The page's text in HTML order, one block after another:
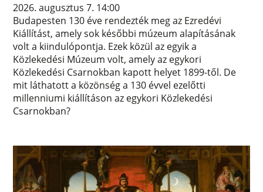
2026. augusztus 7. 14:00
Budapesten 130 éve rendezték meg az Ezredévi
Kiállítást, amely sok későbbi múzeum alapításának
volt a kiindulópontja. Ezek közül az egyik a
Közlekedési Múzeum volt, amely az egykori
Közlekedési Csarnokban kapott helyet 1899-től. De
mit láthatott a közönség a 130 évvel ezelőtti
millenniumi kiállításon az egykori Közlekedési
Csarnokban?